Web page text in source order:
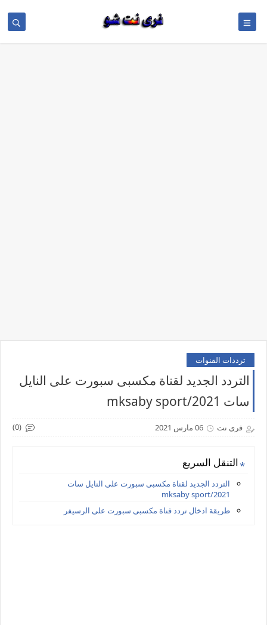
ترددات القنوات
التردد الجديد لقناة مكسبى سبورت على النايل
سات 2021/mksaby sport
فرى نت 06 مارس 2021 (0)
التنقل السريع
التردد الجديد لقناة مكسبى سبورت على النايل سات
2021/mksaby sport
طريقة ادخال تردد قناة مكسبى سبورت على الرسيفر